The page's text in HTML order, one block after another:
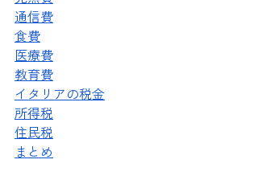
通信費
食費
医療費
教育費
イタリアの税金
所得税
住民税
まとめ